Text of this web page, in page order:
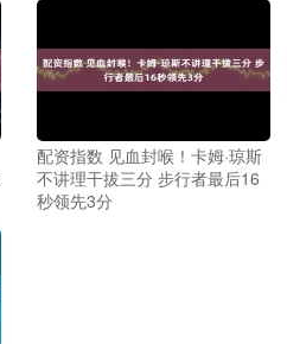
配资指数 见血封喉！卡姆·琼斯
不讲理干拔三分 步行者最后16
秒领先3分